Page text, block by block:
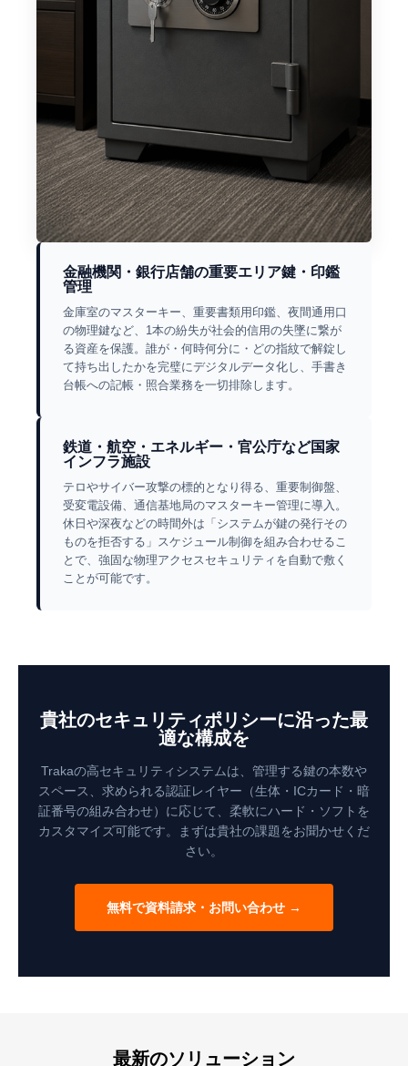
金融機関・銀行店舗の重要エリア鍵・印鑑
管理
金庫室のマスターキー、重要書類用印鑑、夜間通用口
の物理鍵など、1本の紛失が社会的信用の失墜に繋が
る資産を保護。誰が・何時何分に・どの指紋で解錠し
て持ち出したかを完璧にデジタルデータ化し、手書き
台帳への記帳・照合業務を一切排除します。
鉄道・航空・エネルギー・官公庁など国家
インフラ施設
テロやサイバー攻撃の標的となり得る、重要制御盤、
受変電設備、通信基地局のマスターキー管理に導入。
休日や深夜などの時間外は「システムが鍵の発行その
ものを拒否する」スケジュール制御を組み合わせるこ
とで、強固な物理アクセスセキュリティを自動で敷く
ことが可能です。
貴社のセキュリティポリシーに沿った最
適な構成を
Trakaの高セキュリティシステムは、管理する鍵の本数や
スペース、求められる認証レイヤー（生体・ICカード・暗
証番号の組み合わせ）に応じて、柔軟にハード・ソフトを
カスタマイズ可能です。まずは貴社の課題をお聞かせくだ
さい。
無料で資料請求・お問い合わせ →
最新のソリューション